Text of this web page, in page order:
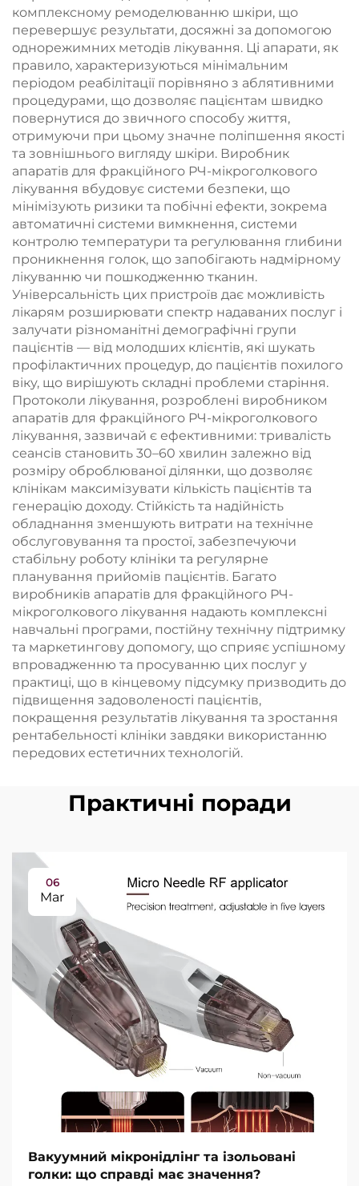
комплексному ремоделюванню шкіри, що
перевершує результати, досяжні за допомогою
однорежимних методів лікування. Ці апарати, як
правило, характеризуються мінімальним
періодом реабілітації порівняно з аблятивними
процедурами, що дозволяє пацієнтам швидко
повернутися до звичного способу життя,
отримуючи при цьому значне поліпшення якості
та зовнішнього вигляду шкіри. Виробник
апаратів для фракційного РЧ-мікроголкового
лікування вбудовує системи безпеки, що
мінімізують ризики та побічні ефекти, зокрема
автоматичні системи вимкнення, системи
контролю температури та регулювання глибини
проникнення голок, що запобігають надмірному
лікуванню чи пошкодженню тканин.
Універсальність цих пристроїв дає можливість
лікарям розширювати спектр надаваних послуг і
залучати різноманітні демографічні групи
пацієнтів — від молодших клієнтів, які шукать
профілактичних процедур, до пацієнтів похилого
віку, що вирішують складні проблеми старіння.
Протоколи лікування, розроблені виробником
апаратів для фракційного РЧ-мікроголкового
лікування, зазвичай є ефективними: тривалість
сеансів становить 30–60 хвилин залежно від
розміру оброблюваної ділянки, що дозволяє
клінікам максимізувати кількість пацієнтів та
генерацію доходу. Стійкість та надійність
обладнання зменшують витрати на технічне
обслуговування та простої, забезпечуючи
стабільну роботу клініки та регулярне
планування прийомів пацієнтів. Багато
виробників апаратів для фракційного РЧ-
мікроголкового лікування надають комплексні
навчальні програми, постійну технічну підтримку
та маркетингову допомогу, що сприяє успішному
впровадженню та просуванню цих послуг у
практиці, що в кінцевому підсумку призводить до
підвищення задоволеності пацієнтів,
покращення результатів лікування та зростання
рентабельності клініки завдяки використанню
передових естетичних технологій.
Практичні поради
06
Mar
Вакуумний мікронідлінг та ізольовані
голки: що справді має значення?